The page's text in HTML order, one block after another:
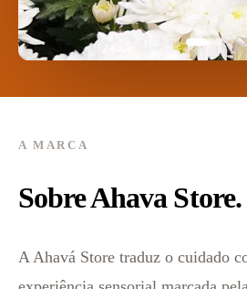
A MARCA
Sobre Ahava Store.
A Ahavá Store traduz o cuidado